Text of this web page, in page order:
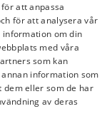
kit, 1 skaft 7 tippar,
att anpassa
för att analysera vår
information om din
med våra
som kan
information som
eller som de har
av deras